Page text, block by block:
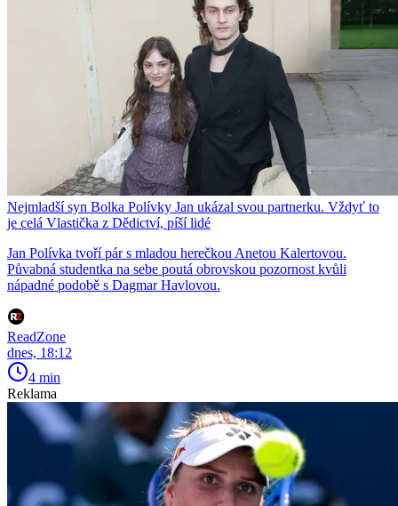
Nejmladší syn Bolka Polívky Jan ukázal svou partnerku. Vždyť to
je celá Vlastička z Dědictví, píší lidé
Jan Polívka tvoří pár s mladou herečkou Anetou Kalertovou.
Půvabná studentka na sebe poutá obrovskou pozornost kvůli
nápadné podobě s Dagmar Havlovou.
ReadZone
dnes, 18:12
4 min
Reklama